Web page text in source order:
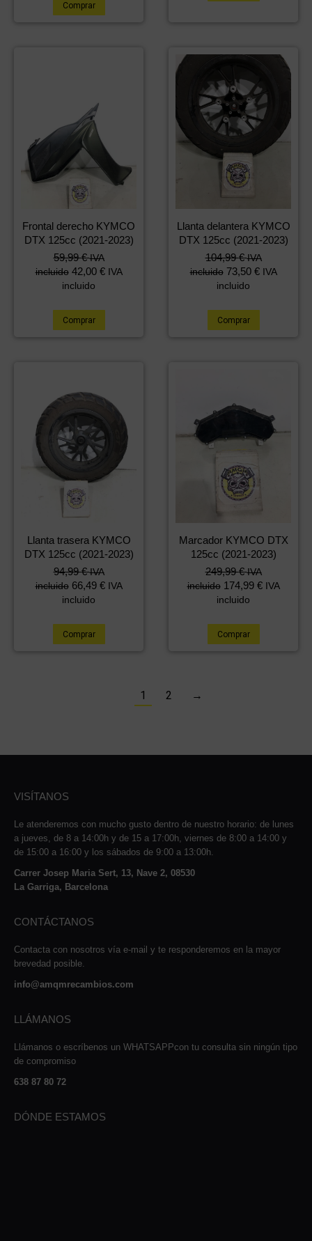
Comprar
Frontal derecho KYMCO
DTX 125cc (2021-2023)
59,99€ IVA
incluido 42,00 € IVA
incluido
Comprar
Llanta delantera KYMCO
DTX 125cc (2021-2023)
104,99€ IVA
incluido 73,50 € IVA
incluido
Comprar
Llanta trasera KYMCO
DTX 125cc (2021-2023)
94,99€ IVA
incluido 66,49 € IVA
incluido
Comprar
Marcador KYMCO DTX
125cc (2021-2023)
249,99€ IVA
incluido 174,99 € IVA
incluido
Comprar
1 2 →
VISÍTANOS
Le atenderemos con mucho gusto dentro de nuestro horario: de lunes
a jueves, de 8 a 14:00h y de 15 a 17:00h, viernes de 8:00 a 14:00 y
de 15:00 a 16:00 y los sábados de 9:00 a 13:00h.
Carrer Josep Maria Sert, 13, Nave 2, 08530
La Garriga, Barcelona
CONTÁCTANOS
Contacta con nosotros vía e-mail y te responderemos en la mayor
brevedad posible.
info@amqmrecambios.com
LLÁMANOS
Llámanos o escríbenos un WHATSAPPcon tu consulta sin ningún tipo
de compromiso
638 87 80 72
DÓNDE ESTAMOS